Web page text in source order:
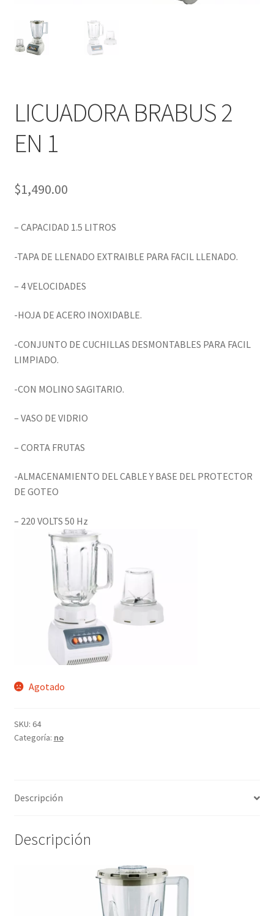
LICUADORA BRABUS 2
EN 1
$1,490.00
– CAPACIDAD 1.5 LITROS
-TAPA DE LLENADO EXTRAIBLE PARA FACIL LLENADO.
– 4 VELOCIDADES
-HOJA DE ACERO INOXIDABLE.
-CONJUNTO DE CUCHILLAS DESMONTABLES PARA FACIL
LIMPIADO.
-CON MOLINO SAGITARIO.
– VASO DE VIDRIO
– CORTA FRUTAS
-ALMACENAMIENTO DEL CABLE Y BASE DEL PROTECTOR
DE GOTEO
– 220 VOLTS 50 Hz
Agotado
SKU: 64
Categoría: no
Descripción
Descripción